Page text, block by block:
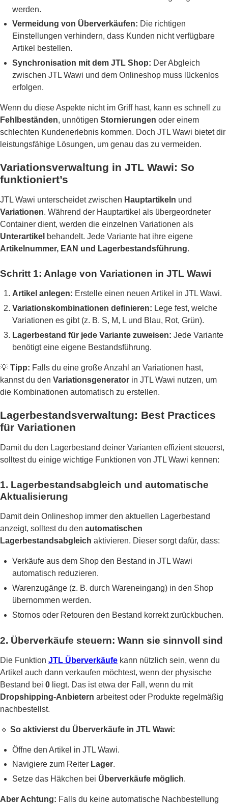
werden.
Vermeidung von Überverkäufen: Die richtigen
Einstellungen verhindern, dass Kunden nicht verfügbare
Artikel bestellen.
Synchronisation mit dem JTL Shop: Der Abgleich
zwischen JTL Wawi und dem Onlineshop muss lückenlos
erfolgen.
Wenn du diese Aspekte nicht im Griff hast, kann es schnell zu
Fehlbeständen, unnötigen Stornierungen oder einem
schlechten Kundenerlebnis kommen. Doch JTL Wawi bietet dir
leistungsfähige Lösungen, um genau das zu vermeiden.
Variationsverwaltung in JTL Wawi: So
funktioniert’s
JTL Wawi unterscheidet zwischen Hauptartikeln und
Variationen. Während der Hauptartikel als übergeordneter
Container dient, werden die einzelnen Variationen als
Unterartikel behandelt. Jede Variante hat ihre eigene
Artikelnummer, EAN und Lagerbestandsführung.
Schritt 1: Anlage von Variationen in JTL Wawi
Artikel anlegen: Erstelle einen neuen Artikel in JTL Wawi.
Variationskombinationen definieren: Lege fest, welche
Variationen es gibt (z. B. S, M, L und Blau, Rot, Grün).
Lagerbestand für jede Variante zuweisen: Jede Variante
benötigt eine eigene Bestandsführung.
💡 Tipp: Falls du eine große Anzahl an Variationen hast,
kannst du den Variationsgenerator in JTL Wawi nutzen, um
die Kombinationen automatisch zu erstellen.
Lagerbestandsverwaltung: Best Practices
für Variationen
Damit du den Lagerbestand deiner Varianten effizient steuerst,
solltest du einige wichtige Funktionen von JTL Wawi kennen:
1. Lagerbestandsabgleich und automatische
Aktualisierung
Damit dein Onlineshop immer den aktuellen Lagerbestand
anzeigt, solltest du den automatischen
Lagerbestandsabgleich aktivieren. Dieser sorgt dafür, dass:
Verkäufe aus dem Shop den Bestand in JTL Wawi
automatisch reduzieren.
Warenzugänge (z. B. durch Wareneingang) in den Shop
übernommen werden.
Stornos oder Retouren den Bestand korrekt zurückbuchen.
2. Überverkäufe steuern: Wann sie sinnvoll sind
Die Funktion JTL Überverkäufe kann nützlich sein, wenn du
Artikel auch dann verkaufen möchtest, wenn der physische
Bestand bei 0 liegt. Das ist etwa der Fall, wenn du mit
Dropshipping-Anbietern arbeitest oder Produkte regelmäßig
nachbestellst.
🔹 So aktivierst du Überverkäufe in JTL Wawi:
Öffne den Artikel in JTL Wawi.
Navigiere zum Reiter Lager.
Setze das Häkchen bei Überverkäufe möglich.
Aber Achtung: Falls du keine automatische Nachbestellung